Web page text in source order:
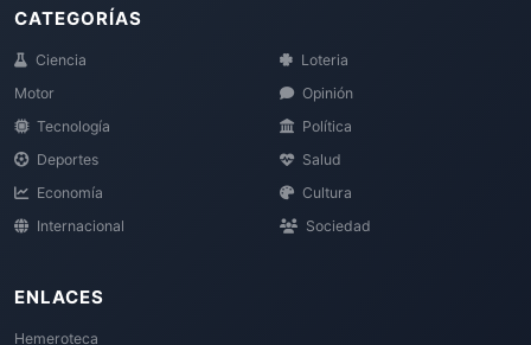
CATEGORÍAS
Ciencia
Motor
Tecnología
Deportes
Economía
Internacional
Loteria
Opinión
Política
Salud
Cultura
Sociedad
ENLACES
Hemeroteca